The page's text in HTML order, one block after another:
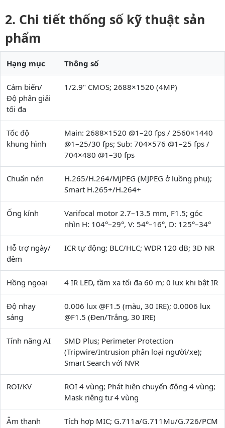
Chi tiết thống số kỹ thuật sản
phẩm
Hạng mục Thông số
Cảm biến/
Độ phân giải
tối đa
1/2.9" CMOS; 2688×1520 (4MP)
Tốc độ
khung hình
Main: 2688×1520 @1–20 fps / 2560×1440
@1–25/30 fps; Sub: 704×576 @1–25 fps /
704×480 @1–30 fps
Chuẩn nén
H.265/H.264/MJPEG (MJPEG ở luồng phụ);
Smart H.265+/H.264+
Ống kính
Varifocal motor 2.7–13.5 mm, F1.5; góc
nhìn H: 104°–29°, V: 54°–16°, D: 125°–34°
Hỗ trợ ngày/
đêm
ICR tự động; BLC/HLC; WDR 120 dB; 3D NR
Hồng ngoại 4 IR LED, tầm xa tối đa 60 m; 0 lux khi bật IR
Độ nhạy
sáng
0.006 lux @F1.5 (màu, 30 IRE); 0.0006 lux
@F1.5 (Đen/Trắng, 30 IRE)
Tính năng AI
SMD Plus; Perimeter Protection
(Tripwire/Intrusion phân loại người/xe);
Smart Search với NVR
ROI/KV
ROI 4 vùng; Phát hiện chuyển động 4 vùng;
Mask riêng tư 4 vùng
Âm thanh Tích hợp MIC; G.711a/G.711Mu/G.726/PCM